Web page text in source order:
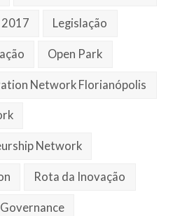
2017 Legislação
Open Park
Network Florianópolis
Network
Rota da Inovação